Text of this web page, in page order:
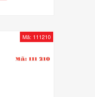
Mã: 111210